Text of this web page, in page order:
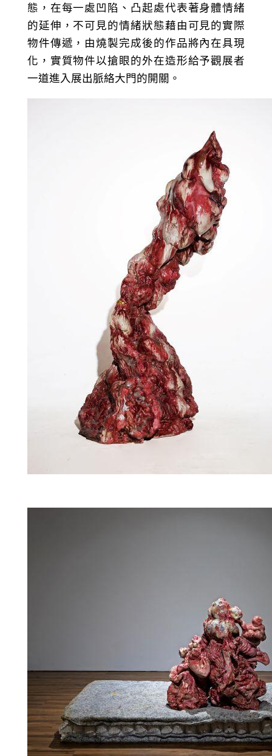
態，在每一處凹陷、凸起處代表著身體情緒
的延伸，不可見的情緒狀態藉由可見的實際
物件傳遞，由燒製完成後的作品將內在具現
化，實質物件以搶眼的外在造形給予觀展者
一道進入展出脈絡大門的開關。